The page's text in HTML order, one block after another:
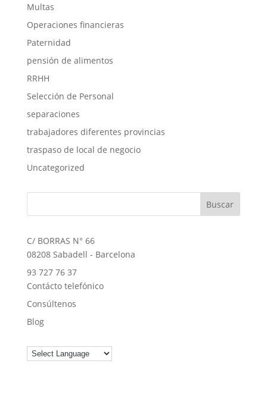
Multas
Operaciones financieras
Paternidad
pensión de alimentos
RRHH
Selección de Personal
separaciones
trabajadores diferentes provincias
traspaso de local de negocio
Uncategorized
C/ BORRAS N° 66
08208 Sabadell - Barcelona
93 727 76 37
Contácto telefónico
Consúltenos
Blog